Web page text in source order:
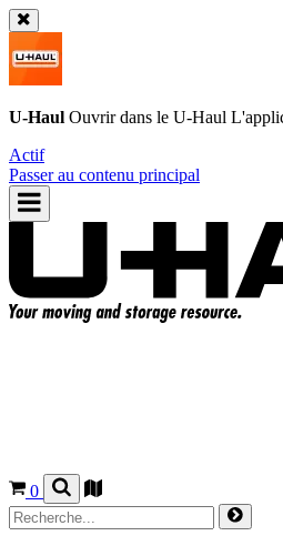
U-Haul Ouvrir dans le U-Haul
Actif
Passer au contenu principal
0